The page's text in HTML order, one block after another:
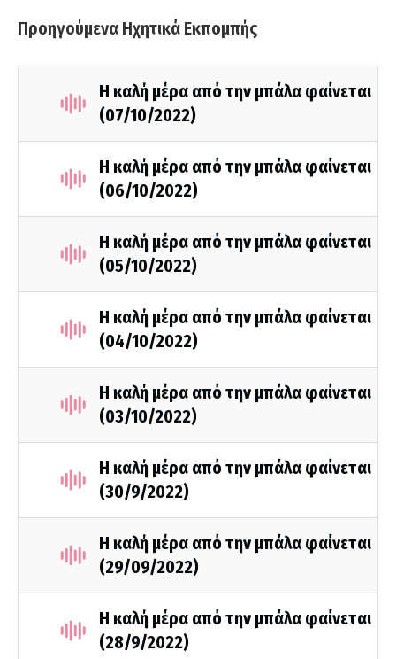
Προηγούμενα Ηχητικά Εκπομπής
Η καλή μέρα από την μπάλα φαίνεται
(07/10/2022)
Η καλή μέρα από την μπάλα φαίνεται
(06/10/2022)
Η καλή μέρα από την μπάλα φαίνεται
(05/10/2022)
Η καλή μέρα από την μπάλα φαίνεται
(04/10/2022)
Η καλή μέρα από την μπάλα φαίνεται
(03/10/2022)
Η καλή μέρα από την μπάλα φαίνεται
(30/9/2022)
Η καλή μέρα από την μπάλα φαίνεται
(29/09/2022)
Η καλή μέρα από την μπάλα φαίνεται
(28/9/2022)